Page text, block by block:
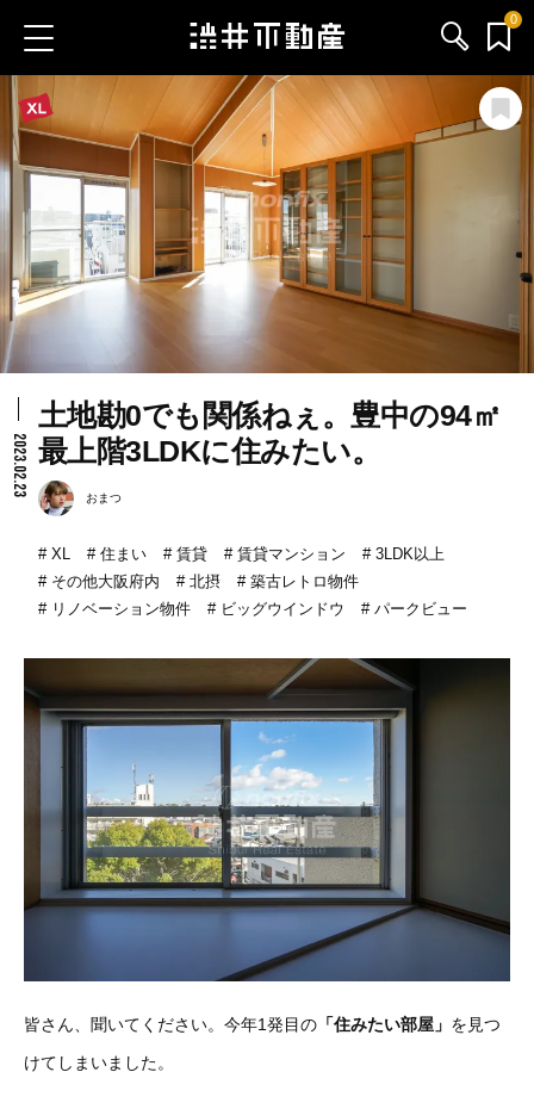
0
お気に入り物件 お問い合わせ
サービス内容
渋井不動産のメンバー
会社情報
2023.02.23
土地勘0でも関係ねぇ。豊中の94㎡
最上階3LDKに住みたい。
おまつ
XL 住まい 賃貸 賃貸マンション
3LDK以上
その他大阪府内
北摂
築古レトロ物件
リノベーション物件
ビッグウインドウ パークビュー
皆さん、聞いてください。今年1発目の 「住みたい部屋」 を見つ
けてしまいました。